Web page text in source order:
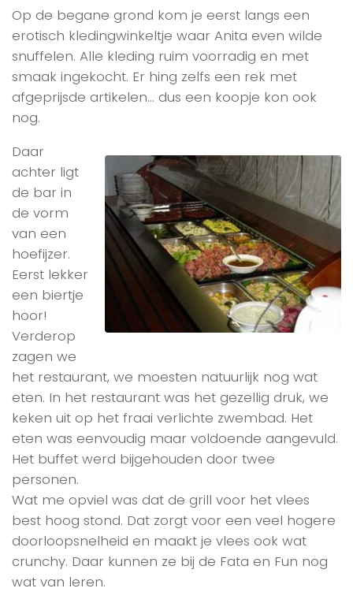
Op de begane grond kom je eerst langs een
erotisch kledingwinkeltje waar Anita even wilde
snuffelen. Alle kleding ruim voorradig en met
smaak ingekocht. Er hing zelfs een rek met
afgeprijsde artikelen… dus een koopje kon ook
nog.
Daar
achter ligt
de bar in
de vorm
van een
hoefijzer.
Eerst lekker
een biertje
hoor!
Verderop
zagen we
het restaurant, we moesten natuurlijk nog wat
eten. In het restaurant was het gezellig druk, we
keken uit op het fraai verlichte zwembad. Het
eten was eenvoudig maar voldoende aangevuld.
Het buffet werd bijgehouden door twee
personen.
Wat me opviel was dat de grill voor het vlees
best hoog stond. Dat zorgt voor een veel hogere
doorloopsnelheid en maakt je vlees ook wat
crunchy. Daar kunnen ze bij de Fata en Fun nog
wat van leren.